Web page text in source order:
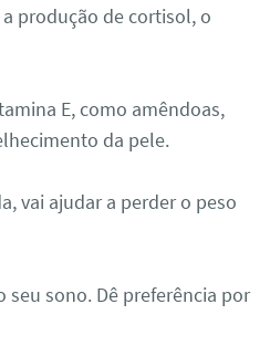
produção de cortisol, o
E, como amêndoas,
da pele.
vai ajudar a perder o peso
sono. Dê preferência por